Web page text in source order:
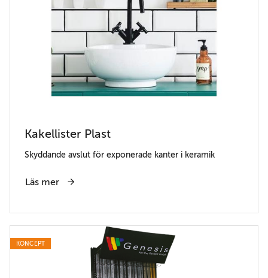
Kakellister Plast
Skyddande avslut för exponerade kanter i keramik
Läs mer
KONCEPT